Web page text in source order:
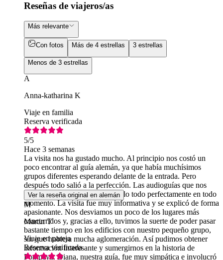
Reseñas de viajeros/as
Más relevante
Con fotos Más de 4 estrellas 3 estrellas
Menos de 3 estrellas
A
Anna-katharina K
Viaje en familia
Reserva verificada
5/5
Hace 3 semanas
La visita nos ha gustado mucho. Al principio nos costó un
poco encontrar al guía alemán, ya que había muchísimos
grupos diferentes esperando delante de la entrada. Pero
después todo salió a la perfección. Las audioguías que nos
dieron nos permitieron entenderlo todo perfectamente en todo
momento. La visita fue muy informativa y se explicó de forma
apasionante. Nos desviamos un poco de los lugares más
concurridos y, gracias a ello, tuvimos la suerte de poder pasar
bastante tiempo en los edificios con nuestro pequeño grupo,
sin que hubiera mucha aglomeración. Así pudimos obtener
información interesante y sumergirnos en la historia de
Pompeya. Diana, nuestra guía, fue muy simpática e involucró
Ver la reseña original en alemán
M
Martin T
Viaje en pareja
Reserva verificada